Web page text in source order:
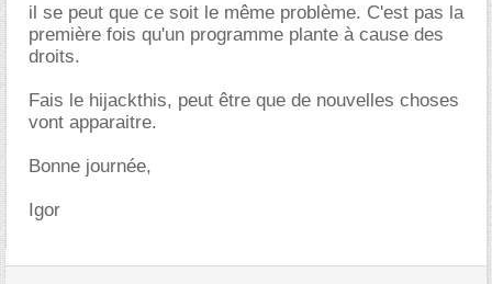
il se peut que ce soit le même problème. C'est pas la
première fois qu'un programme plante à cause des
droits.
Fais le hijackthis, peut être que de nouvelles choses
vont apparaitre.
Bonne journée,
Igor